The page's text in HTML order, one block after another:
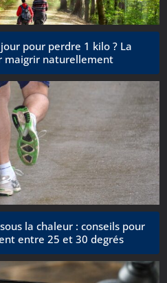
pour perdre 1 kilo ? La
maigrir naturellement
la chaleur : conseils pour
entre 25 et 30 degrés